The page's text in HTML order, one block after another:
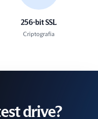
256-bit SSL
Criptografia
drive?